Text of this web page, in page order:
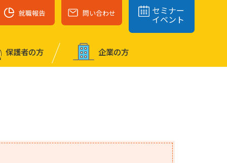
就職報告 問い合わせ セミナー
イベント
保護者の⽅ 企業の⽅